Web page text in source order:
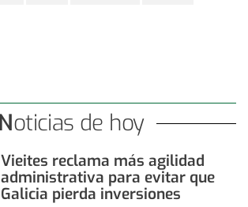
Noticias de hoy
Vieites reclama más agilidad
administrativa para evitar que
Galicia pierda inversiones